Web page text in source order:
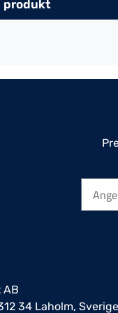
produkt
AB
34 Laholm, Sverige